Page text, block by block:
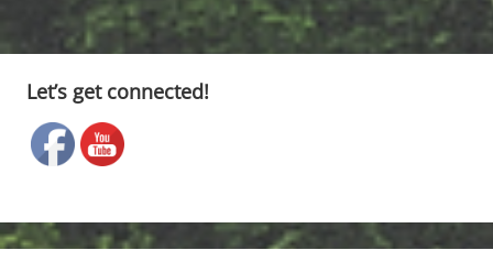
Let’s get connected!